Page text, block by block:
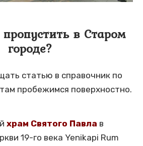
в Старом
городе?
статью в справочник по
пробежимся поверхностно.
храм Святого Павла в
19-го века Yenikapi Rum